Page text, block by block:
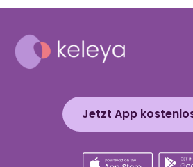
Jetzt App